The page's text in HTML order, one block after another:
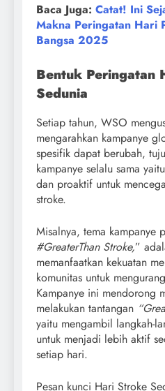
Baca Juga: Catat! Ini
Makna Peringatan Hari
Bangsa 2025
Bentuk Peringatan
Sedunia
Setiap tahun, WSO
mengarahkan kampanye
spesifik dapat berubah,
kampanye selalu sama
dan proaktif untuk
stroke.
Misalnya, tema kampanye
#GreaterThan Stroke,”
memanfaatkan kekuatan
komunitas untuk
Kampanye ini mendorong
melakukan tantangan
yaitu mengambil langkah-
untuk menjadi lebih aktif
setiap hari.
Pesan kunci Hari Stroke